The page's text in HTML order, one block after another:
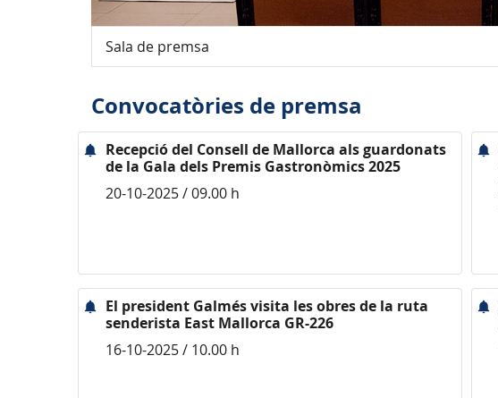
Sala de premsa
Convocatòries de premsa
Recepció del Consell de Mallorca als guardonats
de la Gala dels Premis Gastronòmics 2025
20-10-2025 / 09.00 h
El president Galmés visita les obres de la ruta
senderista East Mallorca GR-226
16-10-2025 / 10.00 h